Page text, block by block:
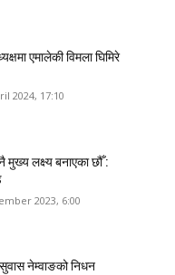
एमालेकी विमला घिमिरे
2024, 17:10
मुख्य लक्ष्य बनाएका छौँ :
2023, 6:00
नेम्वाङको निधन